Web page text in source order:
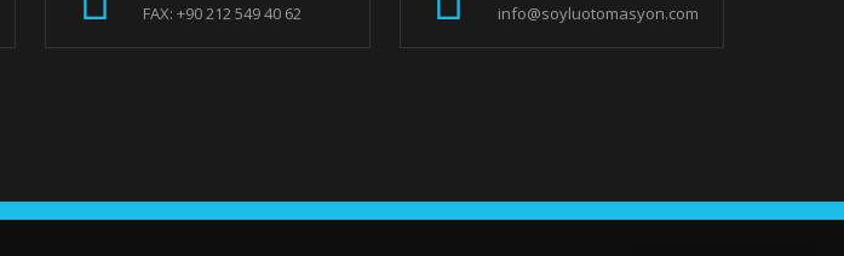
FAX: +90 212 549 40 62 info@soyluotomasyon.com